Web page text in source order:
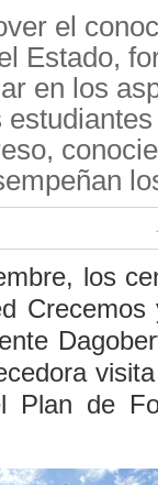
el
Estado,
en los
los
Crecemos
Plan de